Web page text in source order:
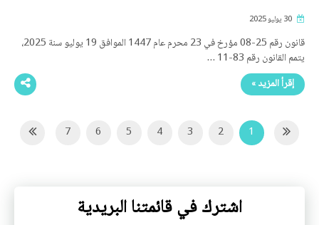
قانون رقم 25-08 مؤرخ في 23 محرم عام 1447 الموافق 19 يوليو سنة 2025،
يتمم القانون رقم 83-11 …
إقرأ المزيد »
1
2
3
4
5
6
7
اشترك في قائمتنا البريدية